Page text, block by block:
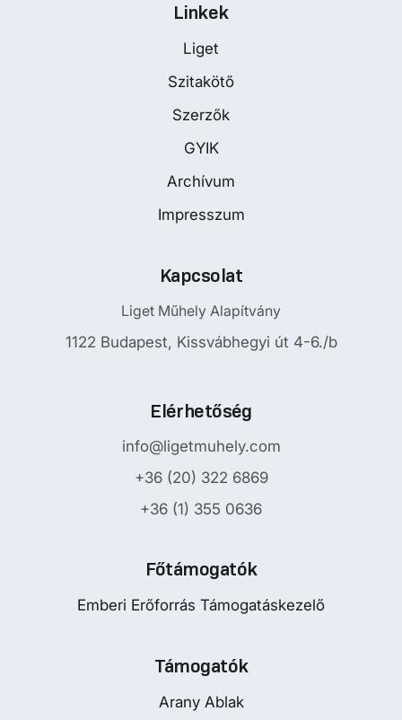
Linkek
Liget
Szitakötő
Szerzők
GYIK
Archívum
Impresszum
Kapcsolat
Liget Műhely Alapítvány
1122 Budapest, Kissvábhegyi út 4-6./b
Elérhetőség
info@ligetmuhely.com
+36 (20) 322 6869
+36 (1) 355 0636
Főtámogatók
Emberi Erőforrás Támogatáskezelő
Támogatók
Arany Ablak